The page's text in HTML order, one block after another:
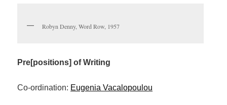
Robyn Denny, Word Row, 1957
Pre[positions] of Writing
Co-ordination: Eugenia Vacalopoulou